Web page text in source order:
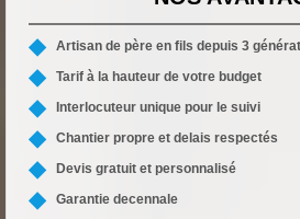
Artisan de père en fils depuis 3
Tarif à la hauteur de votre budget
Interlocuteur unique pour le suivi
Chantier propre et delais respectés
Devis gratuit et personnalisé
Garantie decennale